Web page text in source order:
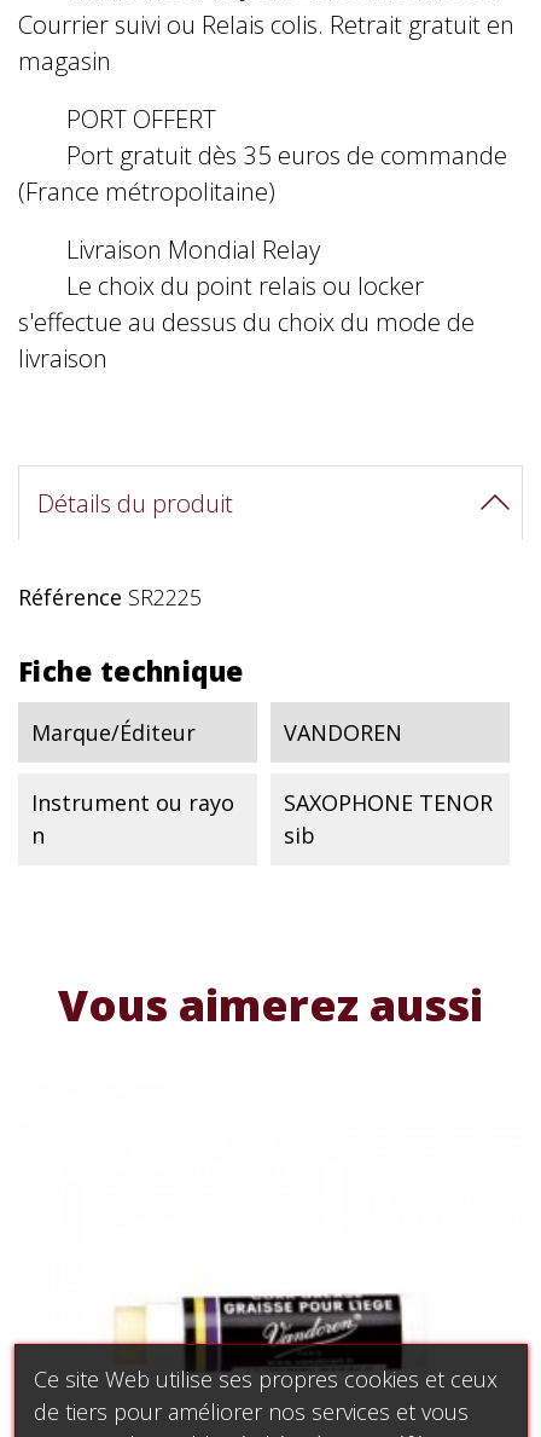
Courrier suivi ou Relais colis. Retrait gratuit en
magasin
PORT OFFERT
Port gratuit dès 35 euros de commande
(France métropolitaine)
Livraison Mondial Relay
Le choix du point relais ou locker
s'effectue au dessus du choix du mode de
livraison
Détails du produit
Référence SR2225
Fiche technique
Marque/Éditeur VANDOREN
Instrument ou rayo
n
SAXOPHONE TENOR
sib
Vous aimerez aussi
Ce site Web utilise ses propres cookies et ceux
de tiers pour améliorer nos services et vous